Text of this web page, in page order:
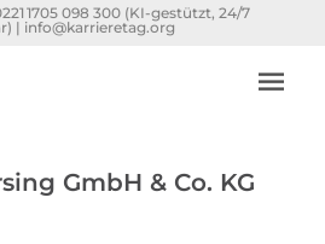
1705 098 300 (KI-gestützt, 24/7
| info@karrieretag.org
GmbH & Co. KG